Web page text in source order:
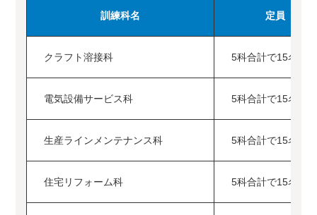
訓練科名 定員
クラフト溶接科 5科合計で15名
電気設備サービス科 5科合計で15名
生産ラインメンテナンス科 5科合計で15名
住宅リフォーム科 5科合計で15名